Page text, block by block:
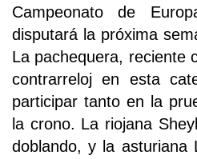
Campeonato de
disputará la próxima
La pachequera, reciente
contrarreloj en esta
participar tanto en la
la crono. La riojana
doblando, y la asturiana